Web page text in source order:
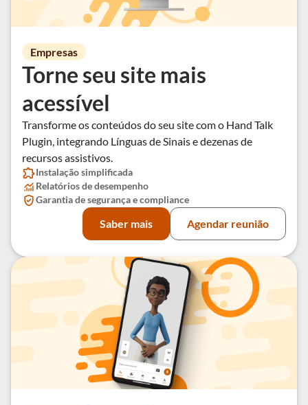
Empresas
Torne seu site mais
acessível
Transforme os conteúdos do seu site com o Hand Talk
Plugin, integrando Línguas de Sinais e dezenas de
recursos assistivos.
Instalação simplificada
Relatórios de desempenho
Garantia de segurança e compliance
Saber mais Agendar reunião